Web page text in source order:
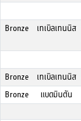
Bronze
เทเบิลเทนนิส
Bronze
เทเบิลเทนนิส
Bronze
แบดมินตัน